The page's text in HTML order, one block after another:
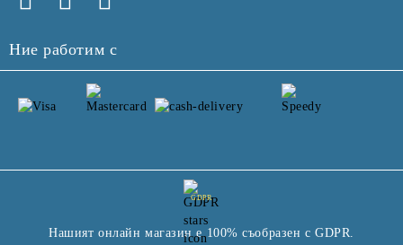
Ние работим с
GDPR
Нашият онлайн магазин е 100% съобразен с GDPR.